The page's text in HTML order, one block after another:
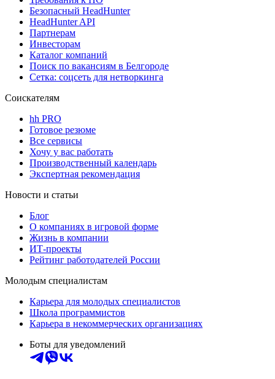
Безопасный HeadHunter
HeadHunter API
Партнерам
Инвесторам
Каталог компаний
Поиск по вакансиям в Белгороде
Сетка: соцсеть для нетворкинга
Соискателям
hh PRO
Готовое резюме
Все сервисы
Хочу у вас работать
Производственный календарь
Экспертная рекомендация
Новости и статьи
Блог
О компаниях в игровой форме
Жизнь в компании
ИТ-проекты
Рейтинг работодателей России
Молодым специалистам
Карьера для молодых специалистов
Школа программистов
Карьера в некоммерческих организациях
Боты для уведомлений